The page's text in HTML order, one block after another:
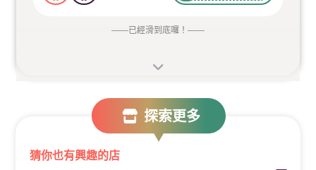
——已經滑到底囉！ ——
探索更多
猜你也有興趣的店